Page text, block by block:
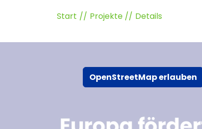
Start Projekte Details
OpenStreetMap erlauben